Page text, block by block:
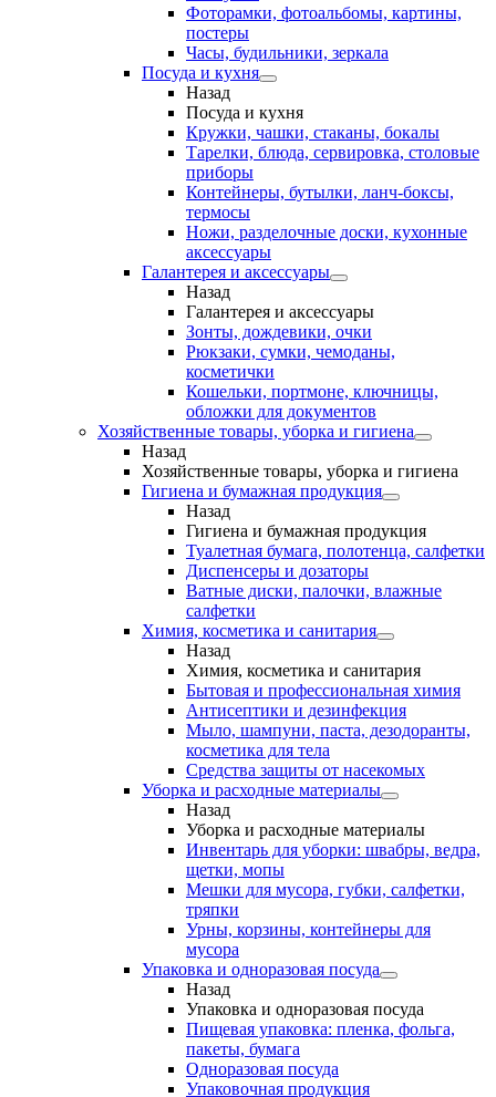
Фоторамки, фотоальбомы, картины,
постеры
Часы, будильники, зеркала
Посуда и кухня
Назад
Посуда и кухня
Кружки, чашки, стаканы, бокалы
Тарелки, блюда, сервировка, столовые
приборы
Контейнеры, бутылки, ланч-боксы,
термосы
Ножи, разделочные доски, кухонные
аксессуары
Галантерея и аксессуары
Назад
Галантерея и аксессуары
Зонты, дождевики, очки
Рюкзаки, сумки, чемоданы,
косметички
Кошельки, портмоне, ключницы,
обложки для документов
Хозяйственные товары, уборка и гигиена
Назад
Хозяйственные товары, уборка и гигиена
Гигиена и бумажная продукция
Назад
Гигиена и бумажная продукция
Туалетная бумага, полотенца, салфетки
Диспенсеры и дозаторы
Ватные диски, палочки, влажные
салфетки
Химия, косметика и санитария
Назад
Химия, косметика и санитария
Бытовая и профессиональная химия
Антисептики и дезинфекция
Мыло, шампуни, паста, дезодоранты,
косметика для тела
Средства защиты от насекомых
Уборка и расходные материалы
Назад
Уборка и расходные материалы
Инвентарь для уборки: швабры, ведра,
щетки, мопы
Мешки для мусора, губки, салфетки,
тряпки
Урны, корзины, контейнеры для
мусора
Упаковка и одноразовая посуда
Назад
Упаковка и одноразовая посуда
Пищевая упаковка: пленка, фольга,
пакеты, бумага
Одноразовая посуда
Упаковочная продукция